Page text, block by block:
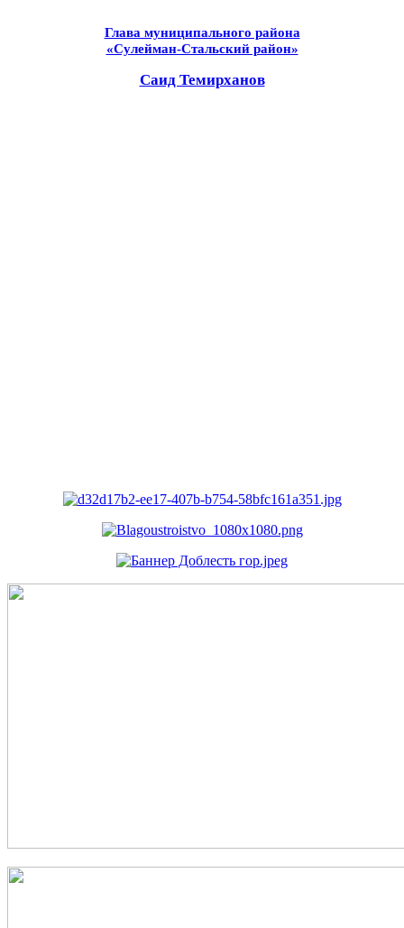
Глава муниципального района
«Сулейман-Стальский район»
Саид Темирханов